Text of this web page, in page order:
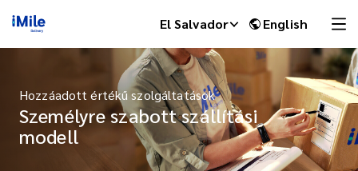
El Salvador English
Hozzáadott értékű szolgáltatások
Személyre szabott szállítási
modell